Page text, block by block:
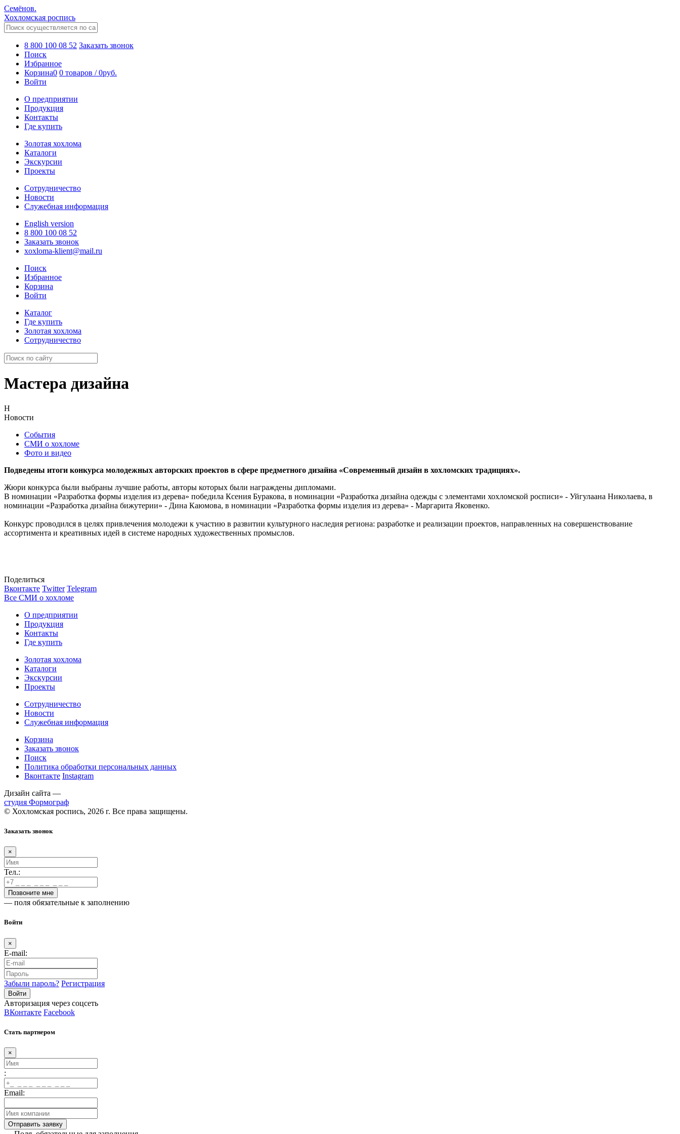
Семёнов.
Хохломская роспись
8 800 100 08 52 Заказать звонок
Поиск
Избранное
Корзина0 0 товаров /0руб.
Войти
О предприятии
Продукция
Контакты
Где купить
Золотая хохлома
Каталоги
Экскурсии
Проекты
Сотрудничество
Новости
Служебная информация
English version
8 800 100 08 52
Заказать звонок
xoxloma-klient@mail.ru
Поиск
Избранное
Корзина
Войти
Каталог
Где купить
Золотая хохлома
Сотрудничество
Мастера дизайна
Н
Новости
События
СМИ о хохломе
Фото и видео
Подведены итоги конкурса молодежных авторских проектов в сфере предметного дизайна «Современный дизайн в хохломских традициях».
Жюри конкурса были выбраны лучшие работы, авторы которых были награждены дипломами.
В номинации «Разработка формы изделия из дерева» победила Ксения Буракова, в номинации «Разработка дизайна одежды с элементами хохломской росписи» - Уйгулаана Николаева, в
номинации «Разработка дизайна бижутерии» - Дина Каюмова, в номинации «Разработка формы изделия из дерева» - Маргарита Яковенко.
Конкурс проводился в целях привлечения молодежи к участию в развитии культурного наследия региона: разработке и реализации проектов, направленных на совершенствование
ассортимента и креативных идей в системе народных художественных промыслов.
Поделиться
Вконтакте Twitter Telegram
Все СМИ о хохломе
О предприятии
Продукция
Контакты
Где купить
Золотая хохлома
Каталоги
Экскурсии
Проекты
Сотрудничество
Новости
Служебная информация
Корзина
Заказать звонок
Поиск
Политика обработки персональных данных
Вконтакте Instagram
Дизайн сайта —
студия Формограф
© Хохломская роспись, 2026 г. Все права защищены.
Заказать звонок
×
Тел.:
— поля обязательные к заполнению
Войти
×
E-mail:
Забыли пароль? Регистрация
Авторизация через соцсеть
ВКонтакте Facebook
Стать партнером
×
:
Email: